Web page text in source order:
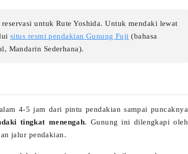
untuk Rute Yoshida. Untuk mendaki lewat
situs resmi pendakian Gunung Fuji (bahasa
Mandarin Sederhana).
4-5 jam dari pintu pendakian sampai puncaknya
tingkat menengah. Gunung ini dilengkapi oleh
jalur pendakian.